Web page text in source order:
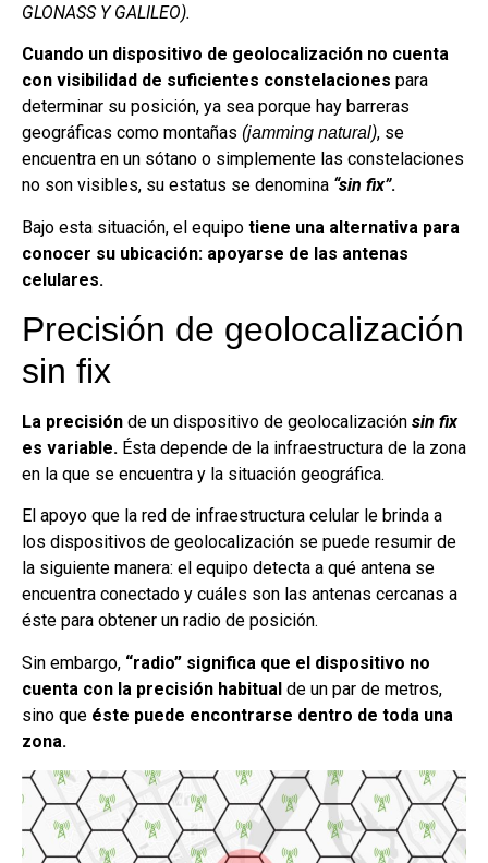
GLONASS Y GALILEO).
Cuando un dispositivo de geolocalización no cuenta
con visibilidad de suficientes constelaciones para
determinar su posición, ya sea porque hay barreras
geográficas como montañas (jamming natural), se
encuentra en un sótano o simplemente las constelaciones
no son visibles, su estatus se denomina “sin fix”.
Bajo esta situación, el equipo tiene una alternativa para
conocer su ubicación: apoyarse de las antenas
celulares.
Precisión de geolocalización
sin fix
La precisión de un dispositivo de geolocalización sin fix
es variable. Ésta depende de la infraestructura de la zona
en la que se encuentra y la situación geográfica.
El apoyo que la red de infraestructura celular le brinda a
los dispositivos de geolocalización se puede resumir de
la siguiente manera: el equipo detecta a qué antena se
encuentra conectado y cuáles son las antenas cercanas a
éste para obtener un radio de posición.
Sin embargo, “radio” significa que el dispositivo no
cuenta con la precisión habitual de un par de metros,
sino que éste puede encontrarse dentro de toda una
zona.